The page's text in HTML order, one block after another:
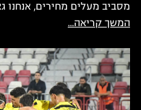
מסביב מעלים מחירים, אנחנו
המשך קריאה...